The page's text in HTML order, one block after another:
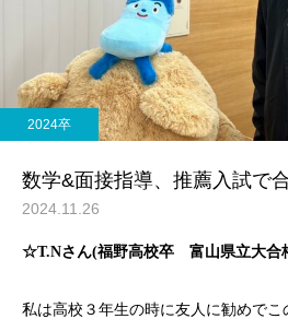
2024卒
数学&面接指導、推薦入試で合
2024.11.26
☆T.Nさん(福野高校卒 富山県立大合
私は高校３年生の時に友人に勧めで